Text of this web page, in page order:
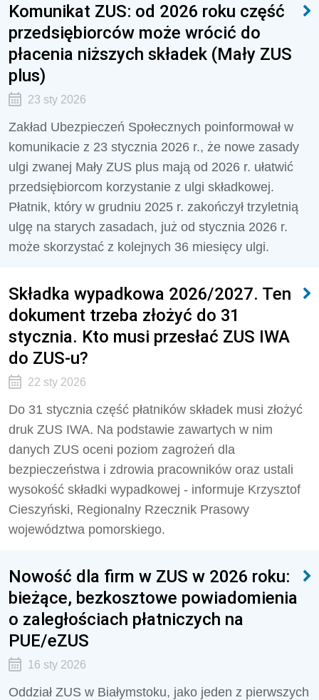
Komunikat ZUS: od 2026 roku część
przedsiębiorców może wrócić do
płacenia niższych składek (Mały ZUS
plus)
23 sty 2026
Zakład Ubezpieczeń Społecznych poinformował w
komunikacie z 23 stycznia 2026 r., że nowe zasady
ulgi zwanej Mały ZUS plus mają od 2026 r. ułatwić
przedsiębiorcom korzystanie z ulgi składkowej.
Płatnik, który w grudniu 2025 r. zakończył trzyletnią
ulgę na starych zasadach, już od stycznia 2026 r.
może skorzystać z kolejnych 36 miesięcy ulgi.
Składka wypadkowa 2026/2027. Ten
dokument trzeba złożyć do 31
stycznia. Kto musi przesłać ZUS IWA
do ZUS-u?
22 sty 2026
Do 31 stycznia część płatników składek musi złożyć
druk ZUS IWA. Na podstawie zawartych w nim
danych ZUS oceni poziom zagrożeń dla
bezpieczeństwa i zdrowia pracowników oraz ustali
wysokość składki wypadkowej - informuje Krzysztof
Cieszyński, Regionalny Rzecznik Prasowy
województwa pomorskiego.
Nowość dla firm w ZUS w 2026 roku:
bieżące, bezkosztowe powiadomienia
o zaległościach płatniczych na
PUE/eZUS
16 sty 2026
Oddział ZUS w Białymstoku, jako jeden z pierwszych